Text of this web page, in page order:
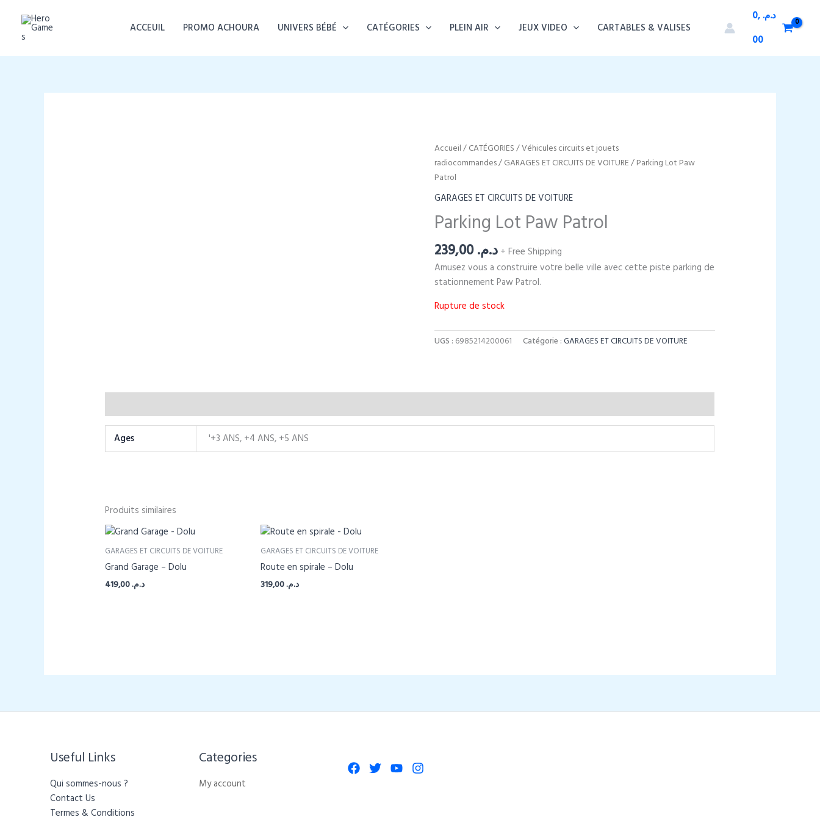
contenu
ACCEUIL PROMO ACHOURA UNIVERS BÉBÉ CATÉGORIES PLEIN AIR JEUX VIDEO CARTABLES & VALISES
د.م. 0,
00
Accueil/CATÉGORIES/Véhicules circuits et jouets
radiocommandes/GARAGES ET CIRCUITS DE VOITURE/ Parking Lot Paw
Patrol
GARAGES ET CIRCUITS DE VOITURE
Parking Lot Paw Patrol
د.م.239,00
+ Free Shipping
Amusez vous a construire votre belle ville avec cette piste parking de
stationnement Paw Patrol.
Rupture de stock
UGS : 6985214200061 Catégorie :GARAGES ET CIRCUITS DE VOITURE
Ages '+3 ANS, +4 ANS, +5 ANS
Produits similaires
GARAGES ET CIRCUITS DE VOITURE
Grand Garage – Dolu
د.م.419,00
GARAGES ET CIRCUITS DE VOITURE
Route en spirale – Dolu
د.م.319,00
Useful Links
Qui sommes-nous ?
Contact Us
Termes & Conditions
Categories​
My account